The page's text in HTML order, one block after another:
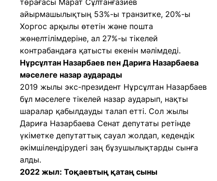
төрағасы Марат Сұлтанғазиев
айырмашылықтың 53%-ы транзитке, 20%-ы
Хоргос арқылы өтетін және пошта
жөнелтілімдеріне, ал 27%-ы тікелей
контрабандаға қатысты екенін мәлімдеді.
Нұрсұлтан Назарбаев пен Дариға Назарбаева
мәселеге назар аударады
2019 жылы экс-президент Нұрсұлтан Назарбаев
бұл мәселеге тікелей назар аударып, нақты
шаралар қабылдауды талап етті. Сол жылы
Дариға Назарбаева Сенат депутаты ретінде
үкіметке депутаттық сауал жолдап, кедендік
әкімшілендірудегі заң бұзушылықтарды сынға
алды.
2022 жыл: Тоқаевтың қатаң сыны